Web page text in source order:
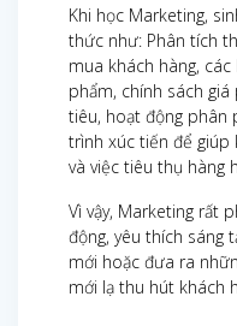
Khi học Marketing,
thức như: Phân tích
mua khách hàng,
phẩm, chính sách
tiêu, hoạt động phân
trình xúc tiến để giúp
và việc tiêu thụ hàng
Vì vậy, Marketing rất
động, yêu thích sáng
mới hoặc đưa ra
mới lạ thu hút khách